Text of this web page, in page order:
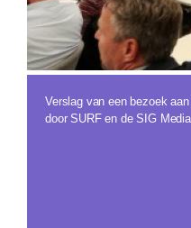
Verslag van een bezoek
door SURF en de SIG